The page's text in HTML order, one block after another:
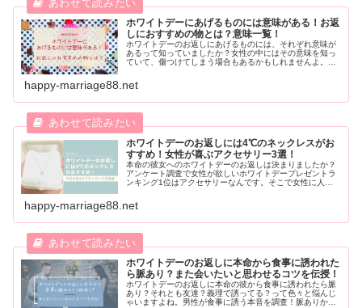
ホワイトデーにあげるものには意味がある！お返
しにおすすめの物とは？意味一覧！
ホワイトデーのお返しにあげるものには、それぞれ意味が
あるって知っていましたか？女性の中にはその意味を知っ
ていて、傷つけてしまう場合もあるかもしれませんよ。そ
味とお返しには何が喜ばれるのかについてご紹介します
ね。
happy-marriage88.net
ホワイトデーのお返しには4℃のネックレスがお
すすめ！女性が喜ぶアクセサリー3選！
本命の彼女へのホワイトデーのお返しは決まりましたか？
アンケート調査で女性が欲しいホワイトデープレゼントラ
ンキング1位はアクセサリーなんです。そこで女性に人気
します！
happy-marriage88.net
ホワイトデーのお返しに本命から食事に誘われた
ら脈あり？また会いたいと思わせるコツを伝授！
ホワイトデーのお返しに本命の彼から食事に誘われたら脈
あり？それとも友達？義理で誘ってる？って色々と悩んじ
ゃいますよね。男性が食事に誘う本音を調査！脈ありか脈